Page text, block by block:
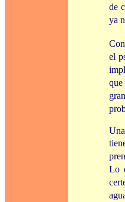
de
ya
el
Lo